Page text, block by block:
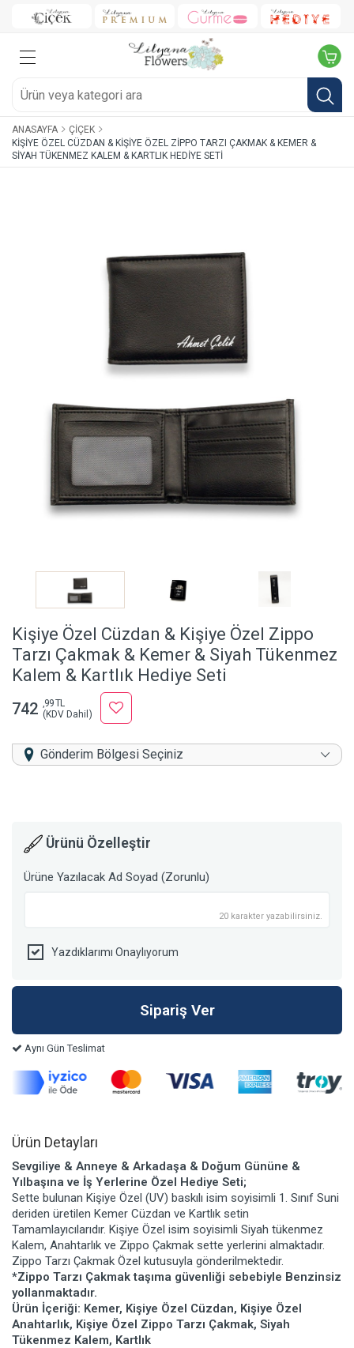
ANASAYFA
ÇIÇEK
KIŞIYE ÖZEL CÜZDAN & KIŞIYE ÖZEL ZIPPO TARZI ÇAKMAK & KEMER &
SIYAH TÜKENMEZ KALEM & KARTLIK HEDIYE SETI
Kişiye Özel Cüzdan & Kişiye Özel Zippo
Tarzı Çakmak & Kemer & Siyah Tükenmez
Kalem & Kartlık Hediye Seti
742 ,99 TL
(KDV Dahil)
Gönderim Bölgesi Seçiniz
Ürünü Özelleştir
Ürüne Yazılacak Ad Soyad (Zorunlu)
20 karakter yazabilirsiniz.
Yazdıklarımı Onaylıyorum
Aynı Gün Teslimat
Ürün Detayları
Sevgiliye & Anneye & Arkadaşa & Doğum Gününe &
Yılbaşına ve İş Yerlerine Özel Hediye Seti;
Sette bulunan Kişiye Özel (UV) baskılı isim soyisimli 1. Sınıf Suni
deriden üretilen Kemer Cüzdan ve Kartlık setin
Tamamlayıcılarıdır. Kişiye Özel isim soyisimli Siyah tükenmez
Kalem, Anahtarlık ve Zippo Çakmak sette yerlerini almaktadır.
Zippo Tarzı Çakmak Özel kutusuyla gönderilmektedir.
*Zippo Tarzı Çakmak taşıma güvenliği sebebiyle Benzinsiz
yollanmaktadır.
Ürün İçeriği: Kemer, Kişiye Özel Cüzdan, Kişiye Özel
Anahtarlık, Kişiye Özel Zippo Tarzı Çakmak, Siyah
Tükenmez Kalem, Kartlık